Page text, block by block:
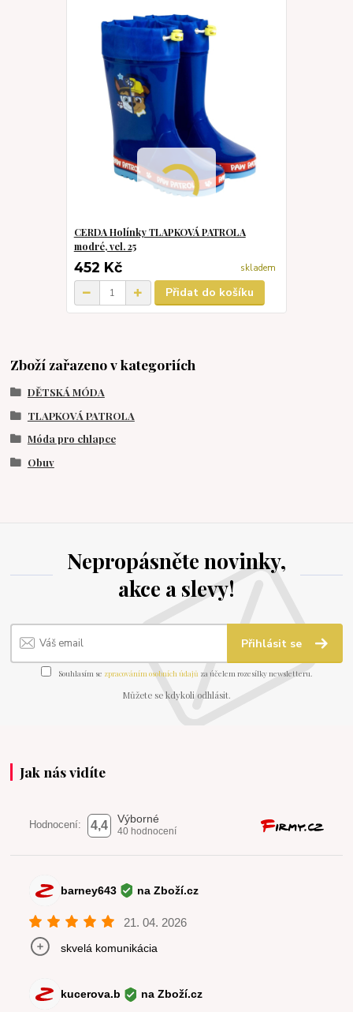
CERDA Holínky TLAPKOVÁ PATROLA
modré, vel. 25
452 Kč skladem
Přidat do košíku
Zboží zařazeno v kategoriích
DĚTSKÁ MÓDA
TLAPKOVÁ PATROLA
Móda pro chlapce
Obuv
Nepropásněte novinky,
akce a slevy!
Přihlásit se
Souhlasím se zpracováním osobních údajů za účelem rozesílky newsletteru.
Můžete se kdykoli odhlásit.
Jak nás vidíte